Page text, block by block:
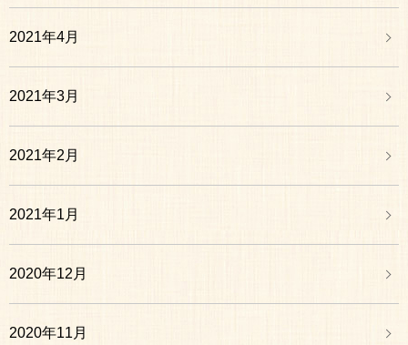
2021年4月
2021年3月
2021年2月
2021年1月
2020年12月
2020年11月